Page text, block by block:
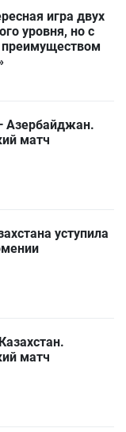
игра двух
уровня, но с
Азербайджан.
матч
уступила
матч